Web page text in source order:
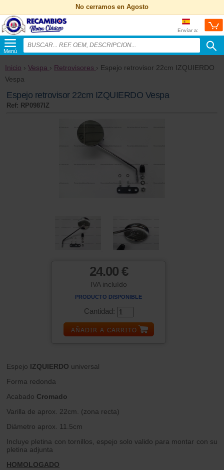
No cerramos en Agosto
Envíar a:
Menú
Inicio › Vespa › Retrovisores › Espejo retrovisor 22cm IZQUIERDO
Vespa
Espejo retrovisor 22cm IZQUIERDO Vespa
Ref: RP0987IZ
24.00 €
IVA incluído
PRODUCTO DISPONIBLE
Cantidad:
Espejo IZQUIERDO universal
Forma redonda
Acabado Cromado
Varilla de aprox. 22cm. (zona recta)
Diámetro aprox. 11.5cm
Incluye pletina con tornillos, espejo solo valido para montar con su
pletina adjunta
HOMOLOGADO